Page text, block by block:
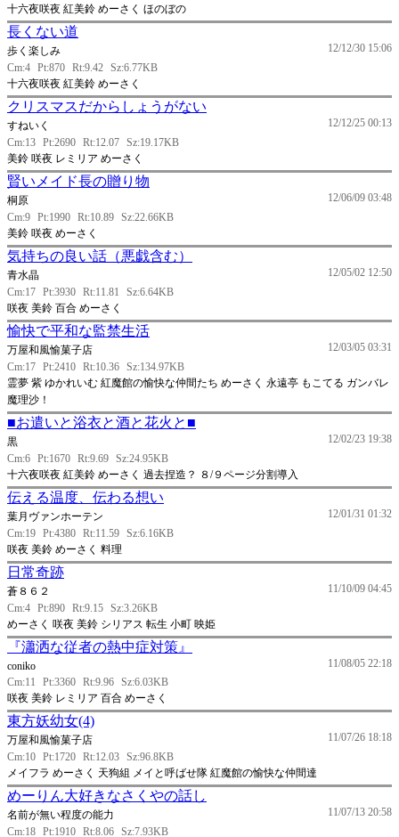
十六夜咲夜 紅美鈴 めーさく ほのぼの
長くない道
12/12/30 15:06
歩く楽しみ
Cm:4 Pt:870 Rt:9.42 Sz:6.77KB
十六夜咲夜 紅美鈴 めーさく
クリスマスだからしょうがない
12/12/25 00:13
すねいく
Cm:13 Pt:2690 Rt:12.07 Sz:19.17KB
美鈴 咲夜 レミリア めーさく
賢いメイド長の贈り物
12/06/09 03:48
桐原
Cm:9 Pt:1990 Rt:10.89 Sz:22.66KB
美鈴 咲夜 めーさく
気持ちの良い話（悪戯含む）
12/05/02 12:50
青水晶
Cm:17 Pt:3930 Rt:11.81
Sz:6.64KB
咲夜 美鈴 百合 めーさく
愉快で平和な監禁生活
12/03/05 03:31
万屋和風愉菓子店
Cm:17 Pt:2410 Rt:10.36 Sz:134.97KB
霊夢 紫 ゆかれいむ 紅魔館の愉快な仲間たち めーさく 永遠亭 もこてる ガンバレ
魔理沙！
■お遣いと浴衣と酒と花火と■
12/02/23 19:38
黒
Cm:6 Pt:1670 Rt:9.69 Sz:24.95KB
十六夜咲夜 紅美鈴 めーさく 過去捏造？ ８/９ページ分割導入
伝える温度、伝わる想い
12/01/31 01:32
葉月ヴァンホーテン
Cm:19 Pt:4380 Rt:11.59 Sz:6.16KB
咲夜 美鈴 めーさく 料理
日常奇跡
11/10/09 04:45
蒼８６２
Cm:4 Pt:890 Rt:9.15 Sz:3.26KB
めーさく 咲夜 美鈴 シリアス 転生 小町 映姫
『瀟洒な従者の熱中症対策』
11/08/05 22:18
coniko
Cm:11
Pt:3360 Rt:9.96 Sz:6.03KB
咲夜 美鈴 レミリア 百合 めーさく
東方妖幼女(4)
11/07/26 18:18
万屋和風愉菓子店
Cm:10 Pt:1720 Rt:12.03 Sz:96.8KB
メイフラ めーさく 天狗組 メイと呼ばせ隊 紅魔館の愉快な仲間達
めーりん大好きなさくやの話し
11/07/13 20:58
名前が無い程度の能力
Cm:18 Pt:1910 Rt:8.06 Sz:7.93KB